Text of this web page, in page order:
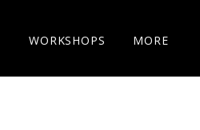
WORKSHOPS MORE